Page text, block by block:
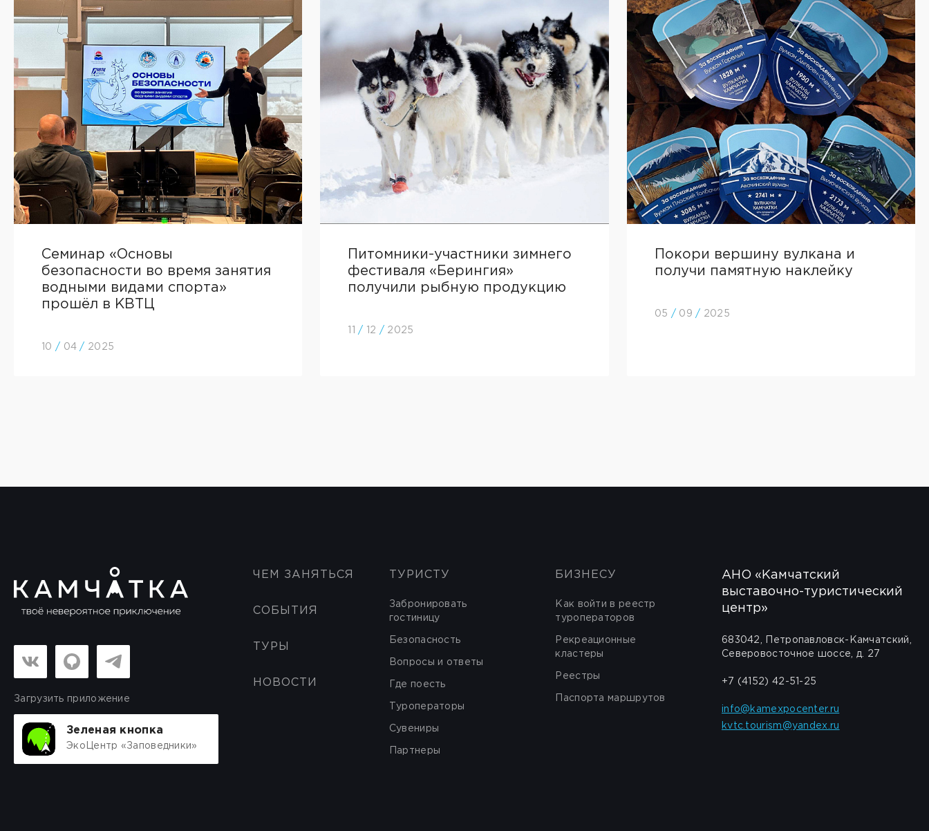
Семинар «Основы
безопасности во время занятия
водными видами спорта»
прошёл в КВТЦ
10 / 04 / 2025
Питомники-участники зимнего
фестиваля «Берингия»
получили рыбную продукцию
/ 12 / 2025
Покори вершину вулкана и
получи памятную наклейку
05 / 09 / 2025
Загрузить приложение
Зеленая кнопка
ЭкоЦентр «Заповедники»
ЧЕМ ЗАНЯТЬСЯ
СОБЫТИЯ
ТУРЫ
НОВОСТИ
ТУРИСТУ
Забронировать
гостиницу
Безопасность
Вопросы и ответы
Где поесть
Туроператоры
Сувениры
Партнеры
БИЗНЕСУ
Как войти в реестр
туроператоров
Рекреационные
кластеры
Реестры
Паспорта маршрутов
АНО «Камчатский
выставочно-туристический
центр»
683042, Петропавловск-Камчатский,
Северовосточное шоссе, д. 27
+7 (4152) 42-51-25
info@kamexpocenter.ru
kvtc.tourism@yandex.ru